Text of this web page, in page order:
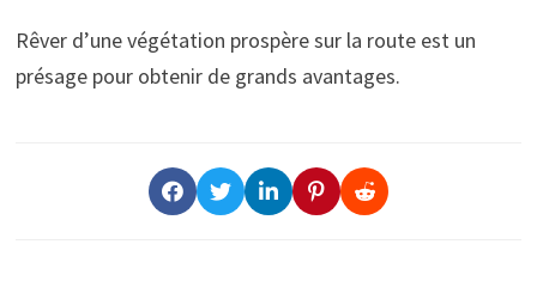
Rêver d’une végétation prospère sur la route est un
présage pour obtenir de grands avantages.